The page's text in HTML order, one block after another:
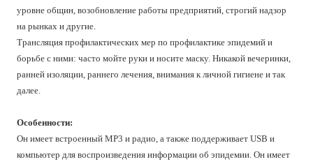
уровне общин, возобновление работы предприятий, строгий надзор
на рынках и другие.
Трансляция профилактических мер по профилактике эпидемий и
борьбе с ними: часто мойте руки и носите маску. Никакой вечеринки,
ранней изоляции, раннего лечения, внимания к личной гигиене и так
далее.
Особенности:
Он имеет встроенный MP3 и радио, а также поддерживает USB и
компьютер для воспроизведения информации об эпидемии. Он имеет